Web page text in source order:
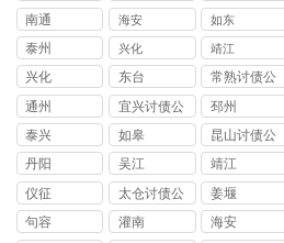
南通 海安 如东
泰州 兴化 靖江
兴化 东台
常熟讨债公
司
通州
宜兴讨债公
司
邳州
泰兴
如皋
昆山讨债公
司
丹阳
吴江 靖江
仪征
太仓讨债公
司
姜堰
句容
灌南 海安